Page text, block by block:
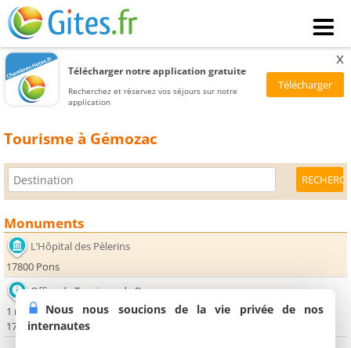
Télécharger notre application gratuite
Recherchez et réservez vos séjours sur notre
application
x
Tourisme à Gémozac
Monuments
L’Hôpital des Pèlerins
17800 Pons
Office de Tourisme de Pons
1 rue du Pontils
17800 Pons
Nous nous soucions de la vie privée de nos
internautes